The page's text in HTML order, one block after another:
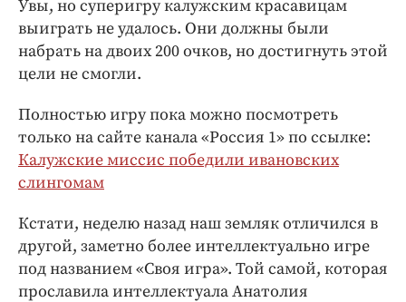
Увы, но суперигру калужским красавицам
выиграть не удалось. Они должны были
набрать на двоих 200 очков, но достигнуть этой
цели не смогли.
Полностью игру пока можно посмотреть
только на сайте канала «Россия 1» по ссылке:
Калужские миссис победили ивановских
слингомам
Кстати, неделю назад наш земляк отличился в
другой, заметно более интеллектуально игре
под названием «Своя игра». Той самой, которая
прославила интеллектуала Анатолия